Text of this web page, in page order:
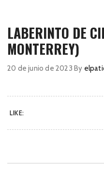
LABERINTO DE
MONTERREY)
20 de junio de 2023 By
LIKE: